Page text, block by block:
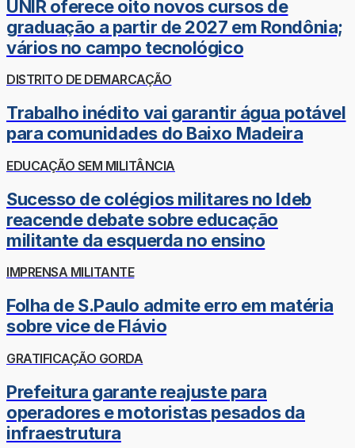
UNIR oferece oito novos cursos de
graduação a partir de 2027 em Rondônia;
vários no campo tecnológico
DISTRITO DE DEMARCAÇÃO
Trabalho inédito vai garantir água potável
para comunidades do Baixo Madeira
EDUCAÇÃO SEM MILITÂNCIA
Sucesso de colégios militares no Ideb
reacende debate sobre educação
militante da esquerda no ensino
IMPRENSA MILITANTE
Folha de S.Paulo admite erro em matéria
sobre vice de Flávio
GRATIFICAÇÃO GORDA
Prefeitura garante reajuste para
operadores e motoristas pesados da
infraestrutura